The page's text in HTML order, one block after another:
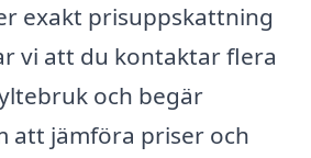
exakt prisuppskattning
vi att du kontaktar flera
och begär
att jämföra priser och